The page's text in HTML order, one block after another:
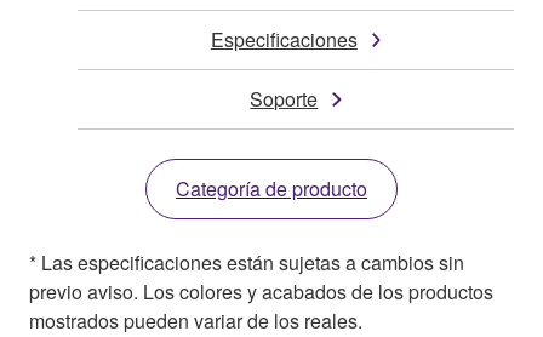
Especificaciones
Soporte
Categoría de producto
* Las especificaciones están sujetas a cambios sin
previo aviso. Los colores y acabados de los productos
mostrados pueden variar de los reales.